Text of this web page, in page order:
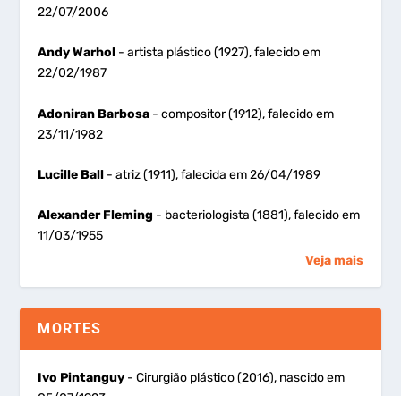
22/07/2006
Andy Warhol - artista plástico (1927), falecido em
22/02/1987
Adoniran Barbosa - compositor (1912), falecido em
23/11/1982
Lucille Ball - atriz (1911), falecida em 26/04/1989
Alexander Fleming - bacteriologista (1881), falecido em
11/03/1955
Veja mais
MORTES
Ivo Pintanguy - Cirurgião plástico (2016), nascido em